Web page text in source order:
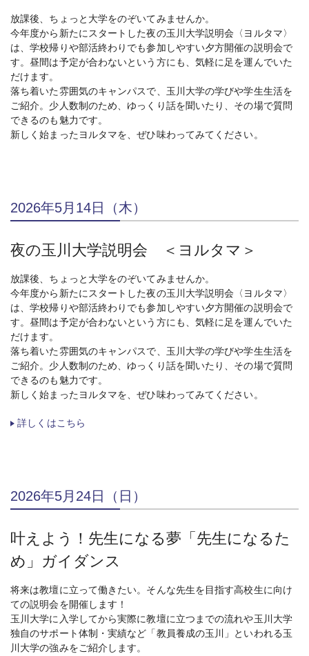
放課後、ちょっと大学をのぞいてみませんか。
今年度から新たにスタートした夜の玉川大学説明会〈ヨルタマ〉
は、学校帰りや部活終わりでも参加しやすい夕方開催の説明会で
す。昼間は予定が合わないという方にも、気軽に足を運んでいた
だけます。
落ち着いた雰囲気のキャンパスで、玉川大学の学びや学生生活を
ご紹介。少人数制のため、ゆっくり話を聞いたり、その場で質問
できるのも魅力です。
新しく始まったヨルタマを、ぜひ味わってみてください。
2026年5月14日（木）
夜の玉川大学説明会 ＜ヨルタマ＞
放課後、ちょっと大学をのぞいてみませんか。
今年度から新たにスタートした夜の玉川大学説明会〈ヨルタマ〉
は、学校帰りや部活終わりでも参加しやすい夕方開催の説明会で
す。昼間は予定が合わないという方にも、気軽に足を運んでいた
だけます。
落ち着いた雰囲気のキャンパスで、玉川大学の学びや学生生活を
ご紹介。少人数制のため、ゆっくり話を聞いたり、その場で質問
できるのも魅力です。
新しく始まったヨルタマを、ぜひ味わってみてください。
詳しくはこちら
2026年5月24日（日）
叶えよう！先生になる夢「先生になるた
め」ガイダンス
将来は教壇に立って働きたい。そんな先生を目指す高校生に向け
ての説明会を開催します！
玉川大学に入学してから実際に教壇に立つまでの流れや玉川大学
独自のサポート体制・実績など「教員養成の玉川」といわれる玉
川大学の強みをご紹介します。